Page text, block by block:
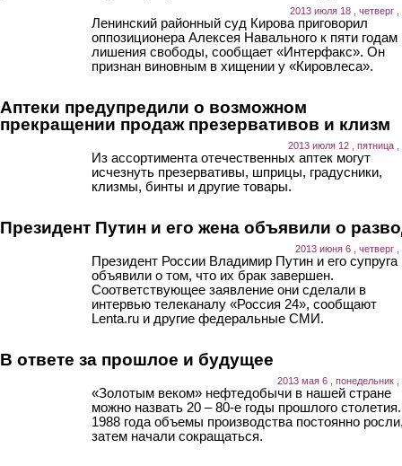
2013 июля 18 , четверг ,
Ленинский районный суд Кирова приговорил
оппозиционера Алексея Навального к пяти годам
лишения свободы, сообщает «Интерфакс». Он
признан виновным в хищении у «Кировлеса».
Аптеки предупредили о возможном
прекращении продаж презервативов и клизм
2013 июля 12 , пятница ,
Из ассортимента отечественных аптек могут
исчезнуть презервативы, шприцы, градусники,
клизмы, бинты и другие товары.
Президент Путин и его жена объявили о
2013 июня 6 , четверг ,
Президент России Владимир Путин и его супруга
объявили о том, что их брак завершен.
Соответствующее заявление они сделали в
интервью телеканалу «Россия 24», сообщают
Lenta.ru и другие федеральные СМИ.
В ответе за прошлое и будущее
2013 мая 6 , понедельник ,
«Золотым веком» нефтедобычи в нашей стране
можно назвать 20 – 80-е годы прошлого
1988 года объемы производства постоянно
затем начали сокращаться.